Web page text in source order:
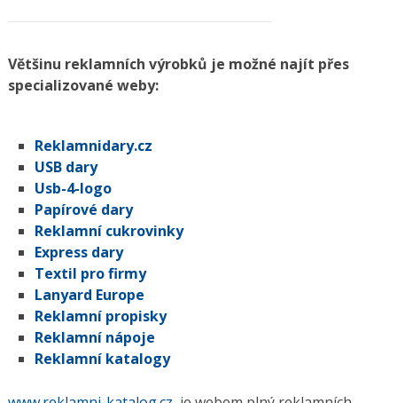
Většinu reklamních výrobků je možné najít přes
specializované weby:
Reklamnidary.cz
USB dary
Usb-4-logo
Papírové dary
Reklamní cukrovinky
Express dary
Textil pro firmy
Lanyard Europe
Reklamní propisky
Reklamní nápoje
Reklamní katalogy